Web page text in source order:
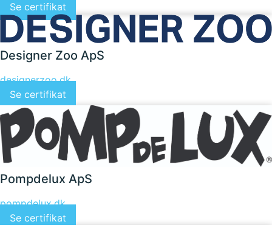
Se certifikat
Designer Zoo ApS
designerzoo.dk
Se certifikat
Pompdelux ApS
pompdelux.dk
Se certifikat